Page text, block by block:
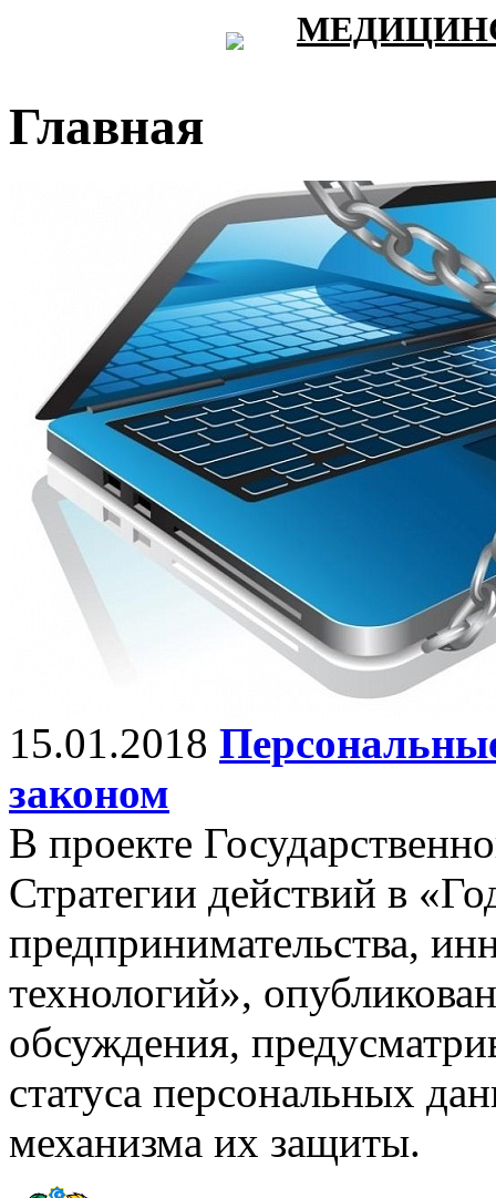
Главная
15.01.2018
законом
В проекте
Стратегии действий в
предпринимательства,
технологий»,
обсуждения,
статуса персональных
механизма их защиты.